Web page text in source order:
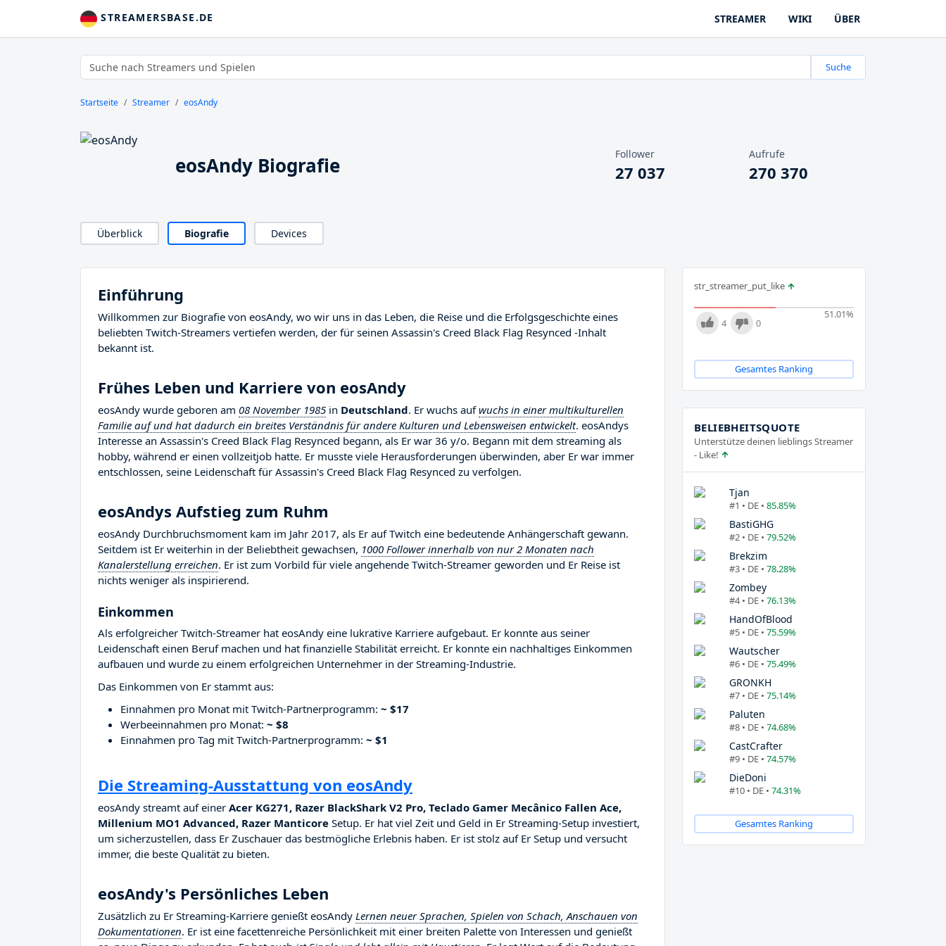
STREAMERSBASE.DE STREAMER WIKI ÜBER
Suche
Startseite Streamer eosAndy
eosAndy Biografie Follower
27 037
Aufrufe
270 370
Überblick Biografie Devices
Einführung
Willkommen zur Biografie von eosAndy, wo wir uns in das Leben, die Reise und die Erfolgsgeschichte eines
beliebten Twitch-Streamers vertiefen werden, der für seinen Assassin's Creed Black Flag Resynced -Inhalt
bekannt ist.
Frühes Leben und Karriere von eosAndy
eosAndy wurde geboren am 08 November 1985 in Deutschland. Er wuchs aufwuchs in einer multikulturellen
Familie auf und hat dadurch ein breites Verständnis für andere Kulturen und Lebensweisen entwickelt. eosAndys
Interesse an Assassin's Creed Black Flag Resynced begann, als Er war 36 y/o. Begann mit dem streaming als
hobby, während er einen vollzeitjob hatte. Er musste viele Herausforderungen überwinden, aber Er war immer
entschlossen, seine Leidenschaft für Assassin's Creed Black Flag Resynced zu verfolgen.
eosAndys Aufstieg zum Ruhm
eosAndy Durchbruchsmoment kam im Jahr 2017, als Er auf Twitch eine bedeutende Anhängerschaft gewann.
Seitdem ist Er weiterhin in der Beliebtheit gewachsen, 1000 Follower innerhalb von nur 2 Monaten nach
Kanalerstellung erreichen. Er ist zum Vorbild für viele angehende Twitch-Streamer geworden und Er Reise ist
nichts weniger als inspirierend.
Einkommen
Als erfolgreicher Twitch-Streamer hat eosAndy eine lukrative Karriere aufgebaut. Er konnte aus seiner
Leidenschaft einen Beruf machen und hat finanzielle Stabilität erreicht. Er konnte ein nachhaltiges Einkommen
aufbauen und wurde zu einem erfolgreichen Unternehmer in der Streaming-Industrie.
Das Einkommen von Er stammt aus:
Einnahmen pro Monat mit Twitch-Partnerprogramm: ~ $17
Werbeeinnahmen pro Monat: ~ $8
Einnahmen pro Tag mit Twitch-Partnerprogramm: ~ $1
Die Streaming-Ausstattung von eosAndy
eosAndy streamt auf einer Acer KG271, Razer BlackShark V2 Pro, Teclado Gamer Mecânico Fallen Ace,
Millenium MO1 Advanced, Razer Manticore Setup. Er hat viel Zeit und Geld in Er Streaming-Setup investiert,
um sicherzustellen, dass Er Zuschauer das bestmögliche Erlebnis haben. Er ist stolz auf Er Setup und versucht
immer, die beste Qualität zu bieten.
eosAndy's Persönliches Leben
Zusätzlich zu Er Streaming-Karriere genießt eosAndy Lernen neuer Sprachen, Spielen von Schach, Anschauen von
Dokumentationen. Er ist eine facettenreiche Persönlichkeit mit einer breiten Palette von Interessen und genießt
str_streamer_put_like
51.01%
4 0
Gesamtes Ranking
BELIEBHEITSQUOTE
Unterstütze deinen lieblings Streamer
- Like!
Tjan
#1 • DE • 85.85%
BastiGHG
#2 • DE • 79.52%
Brekzim
#3 • DE • 78.28%
Zombey
#4 • DE • 76.13%
HandOfBlood
#5 • DE • 75.59%
Wautscher
#6 • DE • 75.49%
GRONKH
#7 • DE • 75.14%
Paluten
#8 • DE • 74.68%
CastCrafter
#9 • DE • 74.57%
DieDoni
#10 • DE • 74.31%
Gesamtes Ranking